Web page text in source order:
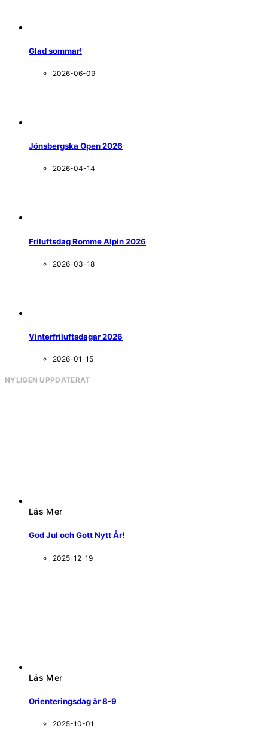
Glad sommar!
2026-06-09
Jönsbergska Open 2026
2026-04-14
Friluftsdag Romme Alpin 2026
2026-03-18
Vinterfriluftsdagar 2026
2026-01-15
NYLIGEN UPPDATERAT
Läs Mer
God Jul och Gott Nytt År!
2025-12-19
Läs Mer
Orienteringsdag år 8-9
2025-10-01